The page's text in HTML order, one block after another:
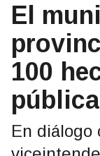
El
100
En diálogo